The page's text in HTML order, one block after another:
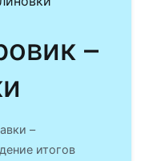
–
–
итогов